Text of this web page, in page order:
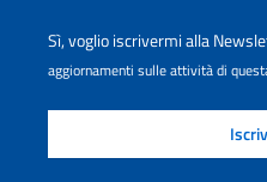
Sì, voglio iscrivermi alla
aggiornamenti sulle attività di